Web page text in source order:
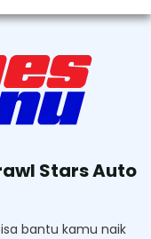
Stars Auto
bantu kamu naik